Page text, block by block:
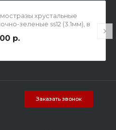
хрустальные
зеленые ss12 (3.1мм), в
р.
Заказать звонок